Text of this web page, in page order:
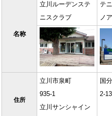
名称
立川ルーデンステ
ニスクラブ
テ
ノ
住所
立川市泉町
935-1
立川サンシャイン
国
2-13